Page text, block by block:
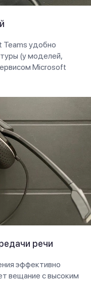
Teams удобно
(у моделей,
Microsoft
речи
эффективно
вещание с высоким